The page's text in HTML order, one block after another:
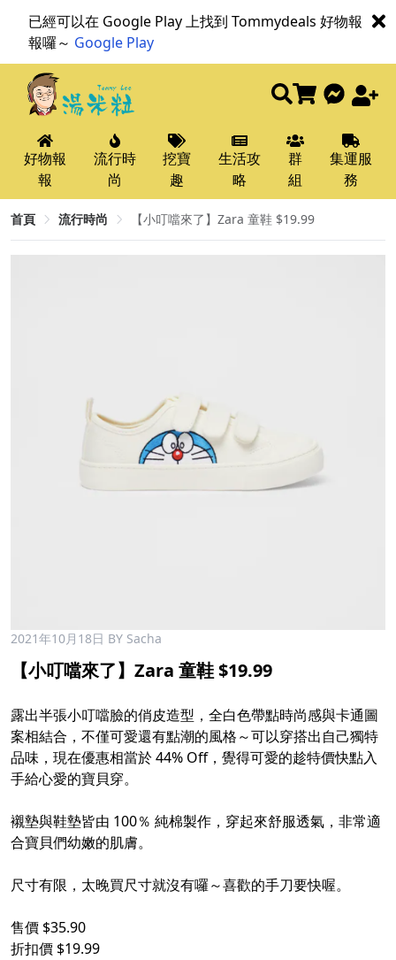
已經可以在 Google Play 上找到 Tommydeals 好物報
報囉～ Google Play
好物報
報
流行時
尚
挖寶
趣
生活攻
略
群
組
集運服
務
首頁 流行時尚 【小叮噹來了】Zara 童鞋 $19.99
2021年10月18日 BY Sacha
【小叮噹來了】Zara 童鞋 $19.99
露出半張小叮噹臉的俏皮造型，全白色帶點時尚感與卡通圖
案相結合，不僅可愛還有點潮的風格～可以穿搭出自己獨特
品味，現在優惠相當於 44% Off，覺得可愛的趁特價快點入
手給心愛的寶貝穿。
襯墊與鞋墊皆由 100％ 純棉製作，穿起來舒服透氣，非常適
合寶貝們幼嫩的肌膚。
尺寸有限，太晚買尺寸就沒有囉～喜歡的手刀要快喔。
售價 $35.90
折扣價 $19.99